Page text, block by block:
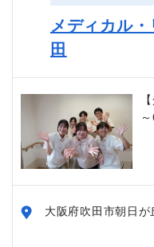
メディカル
田
大阪府吹田市朝日が